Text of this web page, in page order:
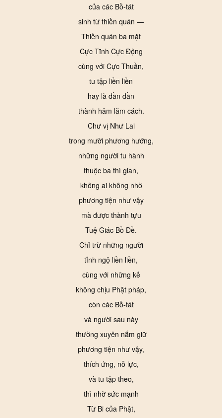
của các Bồ-tát
sinh từ thiền quán —
Thiền quán ba mặt
Cực Tĩnh Cực Động
cùng với Cực Thuần,
tu tập liền liền
hay là dần dần
thành hâm lăm cách.
Chư vị Như Lai
trong mười phương hướng,
những người tu hành
thuộc ba thì gian,
không ai không nhờ
phương tiện như vậy
mà được thành tựu
Tuệ Giác Bồ Đề.
Chỉ trừ những người
tỉnh ngộ liền liền,
cùng với những kẻ
không chịu Phật pháp,
còn các Bồ-tát
và người sau này
thường xuyên nắm giữ
phương tiện như vậy,
thích ứng, nỗ lực,
và tu tập theo,
thì nhờ sức mạnh
Từ Bi của Phật,